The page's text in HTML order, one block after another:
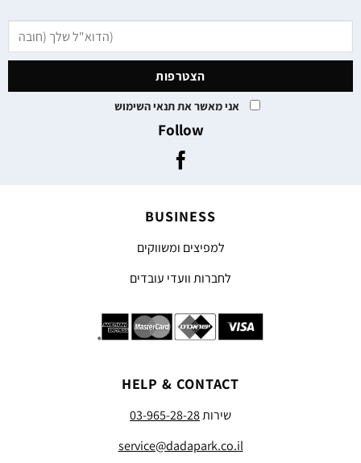
אני מאשר את תנאי השימוש
Follow
BUSINESS
למפיצים ומשווקים
לחברות וועדי עובדים
HELP & CONTACT
שירות03-965-28-28
service@dadapark.co.il